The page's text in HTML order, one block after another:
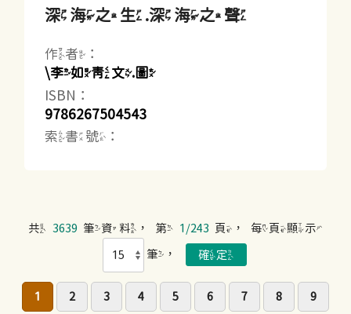
深海之生.深海之聲
作者：
\李如青文.圖
ISBN：
9786267504543
索書號：
共 3639 筆資料，第 1/243 頁，每頁顯示
筆，
1 2 3 4 5 6 7 8 9